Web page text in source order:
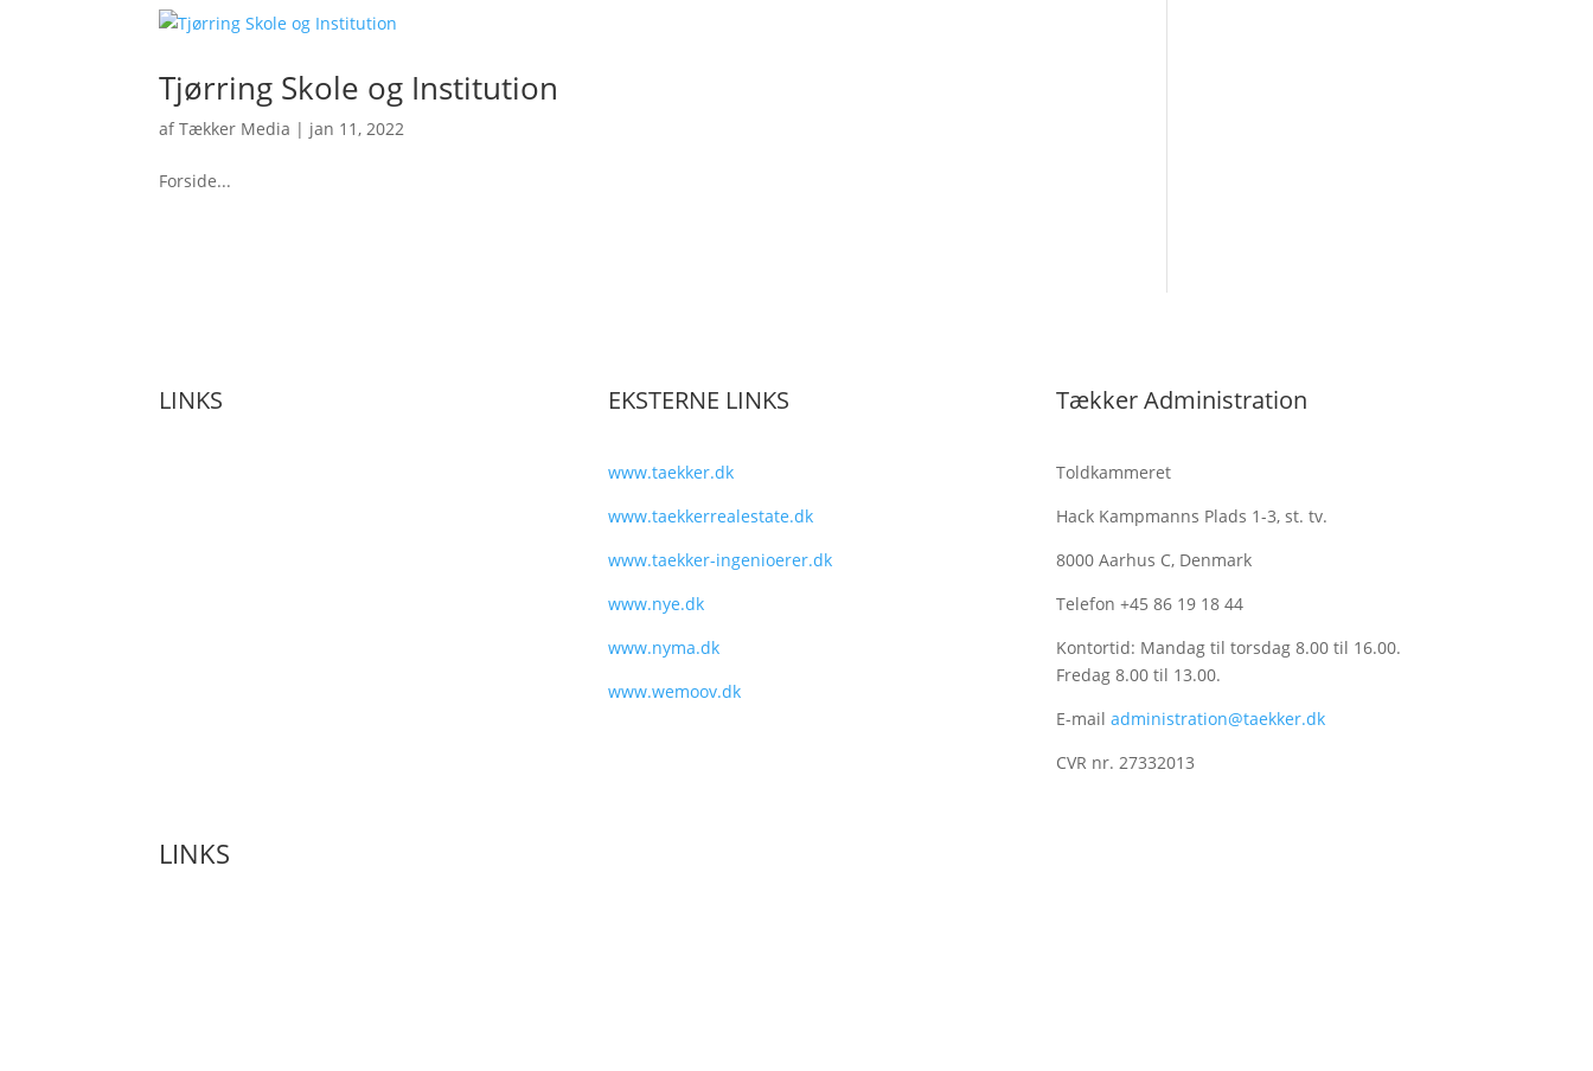
Tjørring Skole og Institution
afTækker Media | jan 11, 2022
Forside...
LINKS EKSTERNE LINKS
www.taekker.dk
www.taekkerrealestate.dk
www.taekker-ingenioerer.dk
www.nye.dk
www.nyma.dk
www.wemoov.dk
Tækker Administration
Toldkammeret
Hack Kampmanns Plads 1-3, st. tv.
8000 Aarhus C, Denmark
Telefon +45 86 19 18 44
Kontortid: Mandag til torsdag 8.00 til 16.00.
Fredag 8.00 til 13.00.
E-mail administration@taekker.dk
CVR nr. 27332013
LINKS